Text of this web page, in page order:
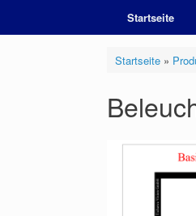
springen
Startseite
Startseite»